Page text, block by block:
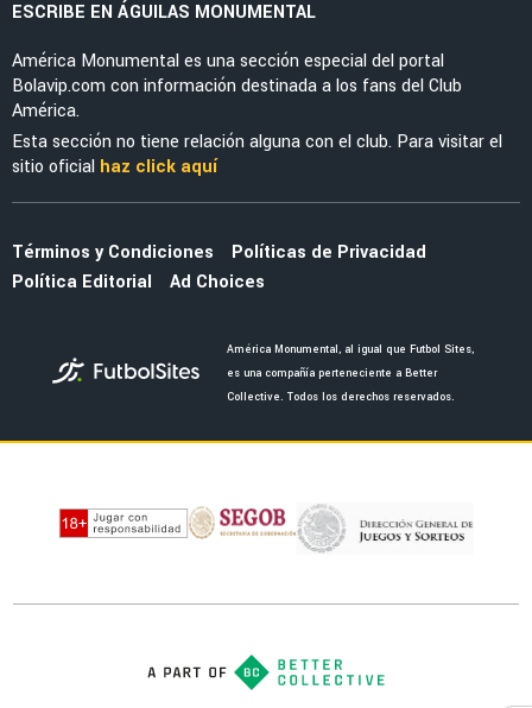
Vasco de Gama manda oferta irrechazable al
América por Brian Rodríguez
Guillermo Almada aceptó la presión de
América con tajante mensaje